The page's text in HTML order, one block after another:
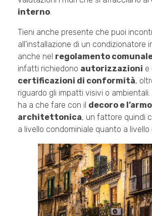
interno
Tieni anche presente che puoi
all’installazione di un condizionatore
anche nel regolamento
infatti richiedono autorizzazioni e
certificazioni di conformità,
riguardo gli impatti visivi o
ha a che fare con il decoro e
architettonica, un fattore quindi
a livello condominiale quanto a livello